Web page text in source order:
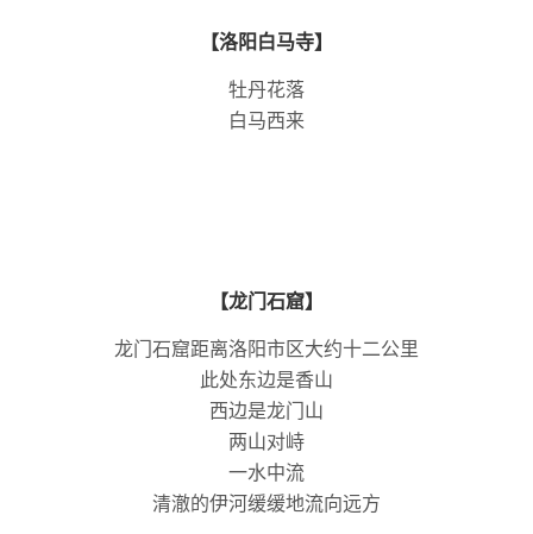
【洛阳白马寺】
牡丹花落
白马西来
【龙门石窟】
龙门石窟距离洛阳市区大约十二公里
此处东边是香山
西边是龙门山
两山对峙
一水中流
清澈的伊河缓缓地流向远方